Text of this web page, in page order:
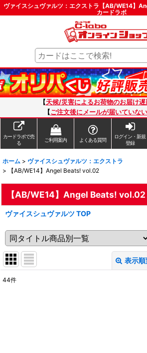
ヴァイスシュヴァルツ：エクストラ【AB/WE14】
カードラボ
【天候/災害によるお荷物のお届け遅
【ご注文後にメールが届いていな
カードラボで売
る
ご利用案内 よくある質問
ログイン・新規
登録
ホーム > ヴァイスシュヴァルツ：エクストラ
>
【AB/WE14】Angel Beats! vol.02
【AB/WE14】Angel Beats! vol.02
ヴァイスシュヴァルツ TOP
表示
44件